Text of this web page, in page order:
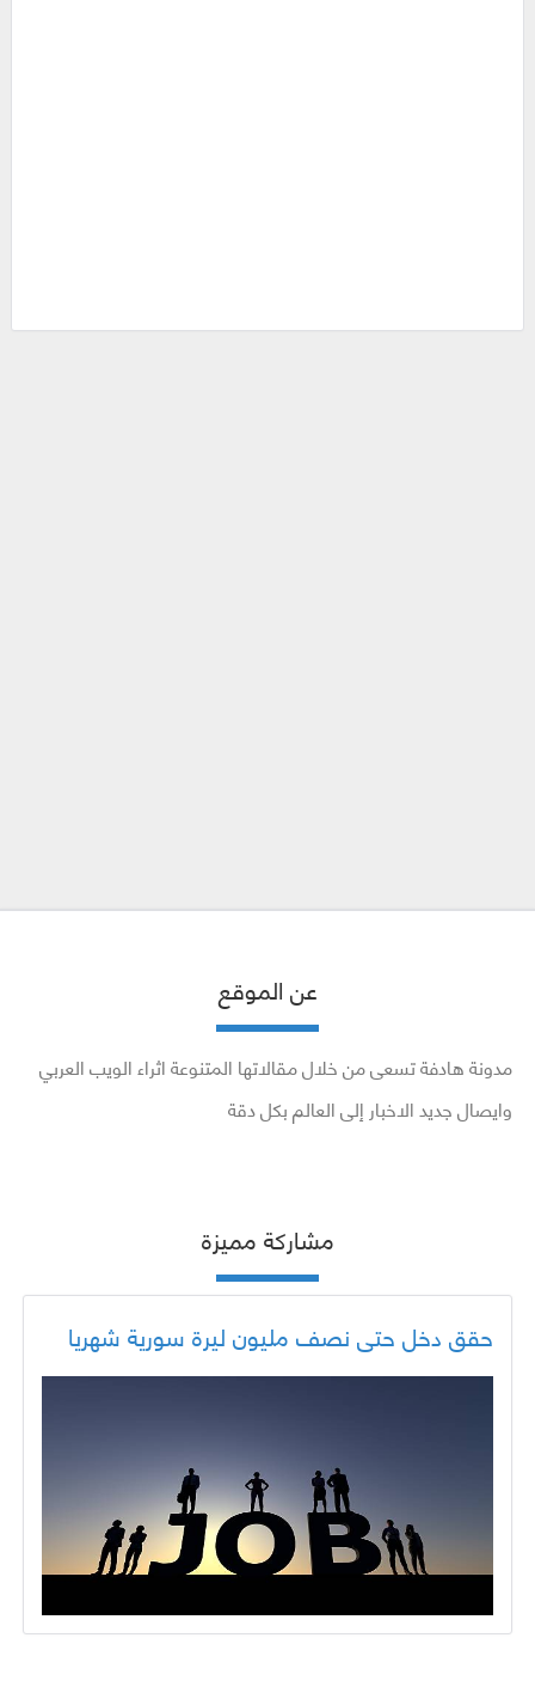
عن الموقع
مدونة هادفة تسعى من خلال مقالاتها المتنوعة اثراء الويب العربي
وايصال جديد الاخبار إلى العالم بكل دقة
مشاركة مميزة
حقق دخل حتى نصف مليون ليرة سورية شهريا